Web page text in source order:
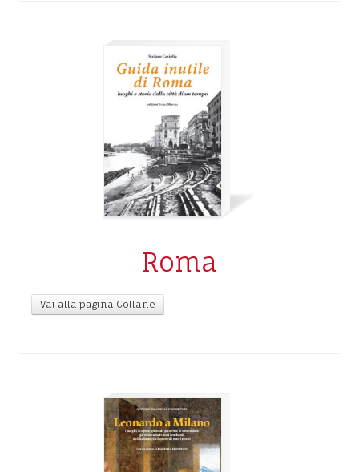
Roma
Vai alla pagina Collane